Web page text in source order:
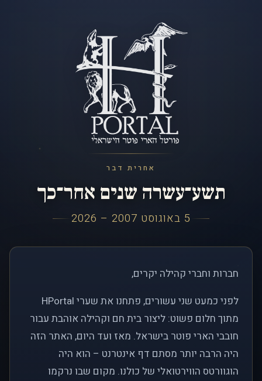
אחרית דבר
תשע־עשרה שנים אחר־כך
5 באוגוסט 2007 – 2026
חברות וחברי קהילה יקרים,
לפני כמעט שני עשורים, פתחנו את שערי HPortal
מתוך חלום פשוט: ליצור בית חם וקהילה אוהבת עבור
חובבי הארי פוטר בישראל. מאז ועד היום, האתר הזה
היה הרבה יותר מסתם דף אינטרנט – הוא היה
הוגוורטס הווירטואלי של כולנו. מקום שבו נרקמו